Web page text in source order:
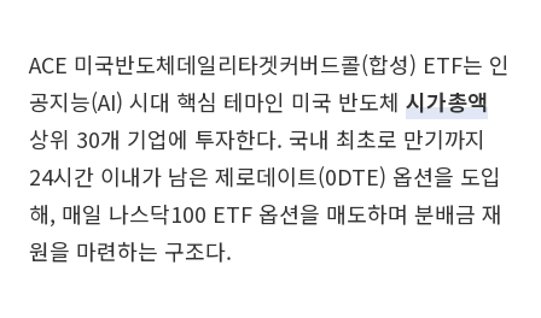
ACE 미국반도체데일리타겟커버드콜(합성) ETF는 인
공지능(AI) 시대 핵심 테마인 미국 반도체 시가총액
상위 30개 기업에 투자한다. 국내 최초로 만기까지
24시간 이내가 남은 제로데이트(0DTE) 옵션을 도입
해, 매일 나스닥100 ETF 옵션을 매도하며 분배금 재
원을 마련하는 구조다.